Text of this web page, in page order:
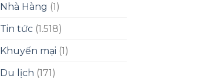
Nhà Hàng (1)
Tin tức(1.518)
Khuyến mại (1)
Du lịch (171)